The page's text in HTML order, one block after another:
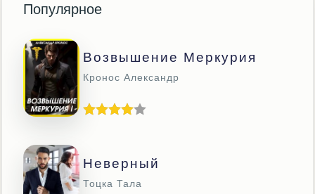
Популярное
Возвышение Меркурия
Кронос Александр
Неверный
Тоцка Тала